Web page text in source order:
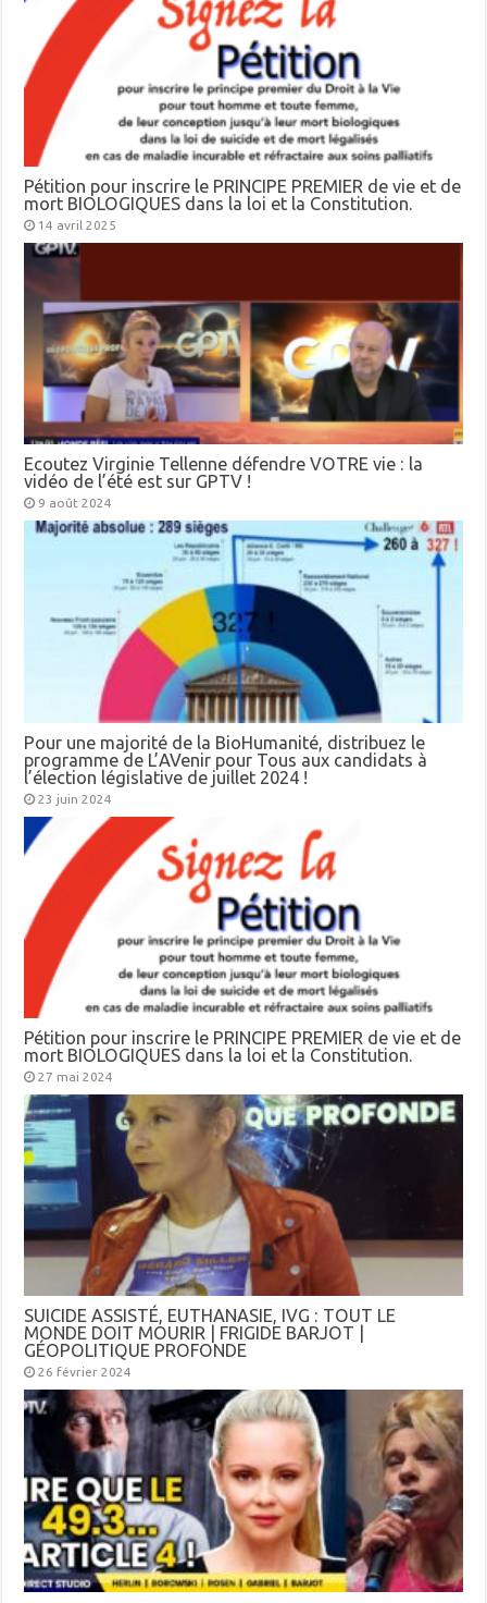
Pétition pour inscrire le PRINCIPE PREMIER de vie et de
mort BIOLOGIQUES dans la loi et la Constitution.
14 avril 2025
Ecoutez Virginie Tellenne défendre VOTRE vie : la
vidéo de l’été est sur GPTV !
9 août 2024
Pour une majorité de la BioHumanité, distribuez le
programme de L’AVenir pour Tous aux candidats à
l’élection législative de juillet 2024 !
23 juin 2024
Pétition pour inscrire le PRINCIPE PREMIER de vie et de
mort BIOLOGIQUES dans la loi et la Constitution.
27 mai 2024
SUICIDE ASSISTÉ, EUTHANASIE, IVG : TOUT LE
MONDE DOIT MOURIR | FRIGIDE BARJOT |
GÉOPOLITIQUE PROFONDE
26 février 2024